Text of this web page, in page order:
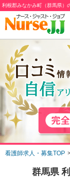
利根郡みなかみ町（群馬県）
看護師求人・募集TOP
群馬県